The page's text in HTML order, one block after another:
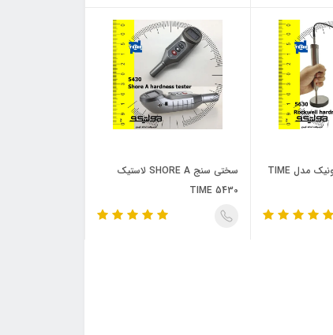
سختی سنج التراسونیک مدل TIME
سختی سنج SHORE A لاستیک
TIME 5430